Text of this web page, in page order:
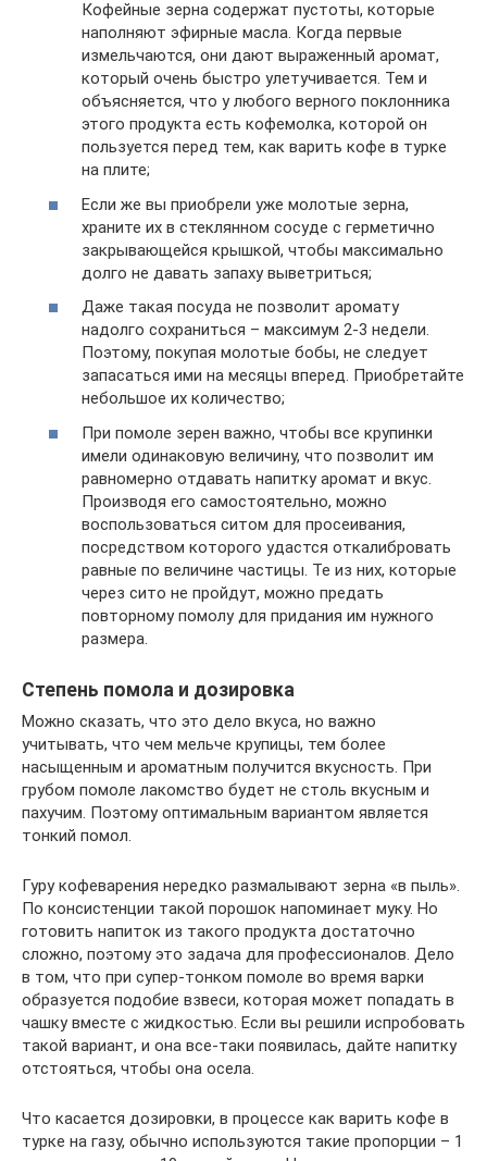
Кофейные зерна содержат пустоты, которые
наполняют эфирные масла. Когда первые
измельчаются, они дают выраженный аромат,
который очень быстро улетучивается. Тем и
объясняется, что у любого верного поклонника
этого продукта есть кофемолка, которой он
пользуется перед тем, как варить кофе в турке
на плите;
Если же вы приобрели уже молотые зерна,
храните их в стеклянном сосуде с герметично
закрывающейся крышкой, чтобы максимально
долго не давать запаху выветриться;
Даже такая посуда не позволит аромату
надолго сохраниться – максимум 2-3 недели.
Поэтому, покупая молотые бобы, не следует
запасаться ими на месяцы вперед. Приобретайте
небольшое их количество;
При помоле зерен важно, чтобы все крупинки
имели одинаковую величину, что позволит им
равномерно отдавать напитку аромат и вкус.
Производя его самостоятельно, можно
воспользоваться ситом для просеивания,
посредством которого удастся откалибровать
равные по величине частицы. Те из них, которые
через сито не пройдут, можно предать
повторному помолу для придания им нужного
размера.
Степень помола и дозировка
Можно сказать, что это дело вкуса, но важно
учитывать, что чем мельче крупицы, тем более
насыщенным и ароматным получится вкусность. При
грубом помоле лакомство будет не столь вкусным и
пахучим. Поэтому оптимальным вариантом является
тонкий помол.
Гуру кофеварения нередко размалывают зерна «в пыль».
По консистенции такой порошок напоминает муку. Но
готовить напиток из такого продукта достаточно
сложно, поэтому это задача для профессионалов. Дело
в том, что при супер-тонком помоле во время варки
образуется подобие взвеси, которая может попадать в
чашку вместе с жидкостью. Если вы решили испробовать
такой вариант, и она все-таки появилась, дайте напитку
отстояться, чтобы она осела.
Что касается дозировки, в процессе как варить кофе в
турке на газу, обычно используются такие пропорции – 1